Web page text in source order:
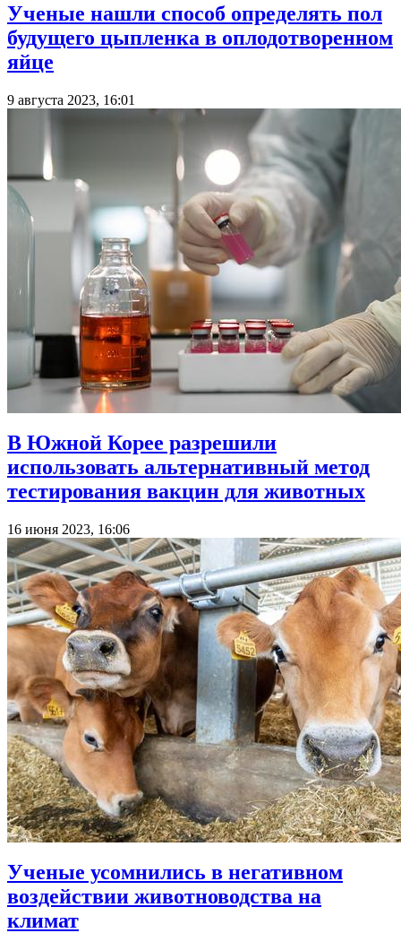
Ученые нашли способ определять пол
будущего цыпленка в оплодотворенном
яйце
9 августа 2023, 16:01
В Южной Корее разрешили
использовать альтернативный метод
тестирования вакцин для животных
16 июня 2023, 16:06
Ученые усомнились в негативном
воздействии животноводства на
климат